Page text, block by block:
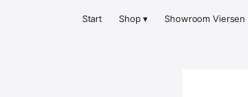
Start Shop ▾ Showroom Viersen